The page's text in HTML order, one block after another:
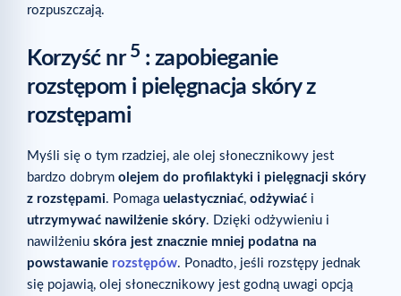
rozpuszczają.
Korzyść nr5 : zapobieganie
rozstępom i pielęgnacja skóry z
rozstępami
Myśli się o tym rzadziej, ale olej słonecznikowy jest
bardzo dobrym olejem do profilaktyki i pielęgnacji skóry
z rozstępami. Pomaga uelastyczniać, odżywiać i
utrzymywać nawilżenie skóry. Dzięki odżywieniu i
nawilżeniu skóra jest znacznie mniej podatna na
powstawanie rozstępów. Ponadto, jeśli rozstępy jednak
się pojawią, olej słonecznikowy jest godną uwagi opcją